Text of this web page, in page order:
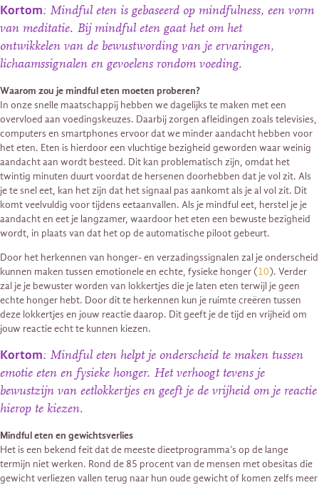
Kortom: Mindful eten is gebaseerd op mindfulness, een vorm
van meditatie. Bij mindful eten gaat het om het
ontwikkelen van de bewustwording van je ervaringen,
lichaamssignalen en gevoelens rondom voeding.
Waarom zou je mindful eten moeten proberen?
In onze snelle maatschappij hebben we dagelijks te maken met een
overvloed aan voedingskeuzes. Daarbij zorgen afleidingen zoals televisies,
computers en smartphones ervoor dat we minder aandacht hebben voor
het eten. Eten is hierdoor een vluchtige bezigheid geworden waar weinig
aandacht aan wordt besteed. Dit kan problematisch zijn, omdat het
twintig minuten duurt voordat de hersenen doorhebben dat je vol zit. Als
je te snel eet, kan het zijn dat het signaal pas aankomt als je al vol zit. Dit
komt veelvuldig voor tijdens eetaanvallen. Als je mindful eet, herstel je je
aandacht en eet je langzamer, waardoor het eten een bewuste bezigheid
wordt, in plaats van dat het op de automatische piloot gebeurt.
Door het herkennen van honger- en verzadingssignalen zal je onderscheid
kunnen maken tussen emotionele en echte, fysieke honger (10). Verder
zal je je bewuster worden van lokkertjes die je laten eten terwijl je geen
echte honger hebt. Door dit te herkennen kun je ruimte creëren tussen
deze lokkertjes en jouw reactie daarop. Dit geeft je de tijd en vrijheid om
jouw reactie echt te kunnen kiezen.
Kortom: Mindful eten helpt je onderscheid te maken tussen
emotie eten en fysieke honger. Het verhoogt tevens je
bewustzijn van eetlokkertjes en geeft je de vrijheid om je reactie
hierop te kiezen.
Mindful eten en gewichtsverlies
Het is een bekend feit dat de meeste dieetprogramma’s op de lange
termijn niet werken. Rond de 85 procent van de mensen met obesitas die
gewicht verliezen vallen terug naar hun oude gewicht of komen zelfs meer